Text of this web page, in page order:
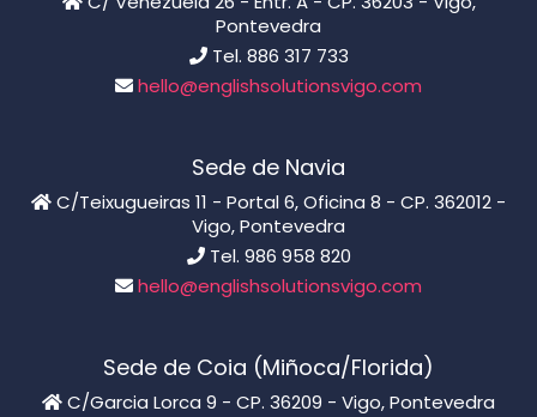
Pontevedra
Tel. 886 317 733
hello@englishsolutionsvigo.com
Sede de Navia
C/Teixugueiras 11 - Portal 6, Oficina 8 - CP. 362012 -
Vigo, Pontevedra
Tel. 986 958 820
hello@englishsolutionsvigo.com
Sede de Coia (Miñoca/Florida)
C/Garcia Lorca 9 - CP. 36209 - Vigo, Pontevedra